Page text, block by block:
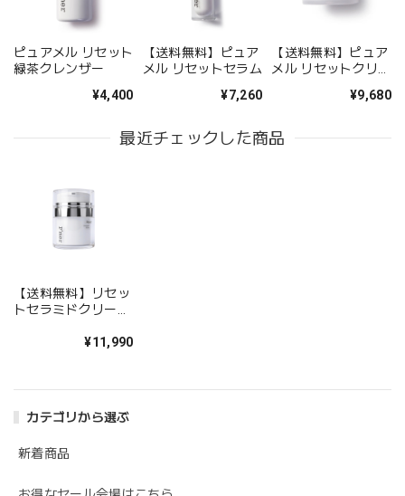
カテゴリから選ぶ
新着商品
ピュアメル リセット
緑茶クレンザー
¥4,400
【送料無料】ピュア
メル リセットセラム
¥7,260
【送料無料】ピュア
メル リセットクリー
¥9,680
最近チェックした商品
【送料無料】リセッ
トセラミドクリーム
¥11,990